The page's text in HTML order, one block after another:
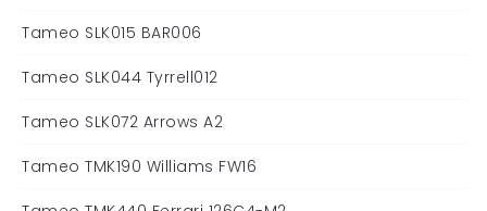
Tameo SLK015 BAR006
Tameo SLK044 Tyrrell012
Tameo SLK072 Arrows A2
Tameo TMK190 Williams FW16